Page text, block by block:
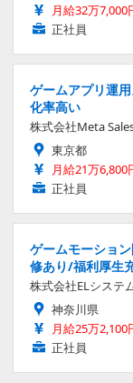
月給32万7,000
正社員
ゲームアプリ運
化率高い
株式会社Meta
東京都
月給21万6,800
正社員
ゲームモーショ
修あり/福利厚生
株式会社ELシステ
神奈川県
月給25万2,100
正社員